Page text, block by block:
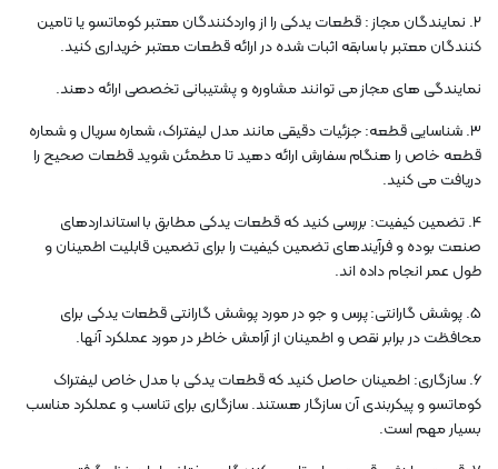
2. نمایندگان مجاز : قطعات یدکی را از واردکنندگان معتبر کوماتسو یا تامین
کنندگان معتبر با سابقه اثبات شده در ارائه قطعات معتبر خریداری کنید.
نمایندگی های مجاز می توانند مشاوره و پشتیبانی تخصصی ارائه دهند.
3. شناسایی قطعه: جزئیات دقیقی مانند مدل لیفتراک، شماره سریال و شماره
قطعه خاص را هنگام سفارش ارائه دهید تا مطمئن شوید قطعات صحیح را
دریافت می کنید.
4. تضمین کیفیت: بررسی کنید که قطعات یدکی مطابق با استانداردهای
صنعت بوده و فرآیندهای تضمین کیفیت را برای تضمین قابلیت اطمینان و
طول عمر انجام داده اند.
5. پوشش گارانتی: پرس و جو در مورد پوشش گارانتی قطعات یدکی برای
محافظت در برابر نقص و اطمینان از آرامش خاطر در مورد عملکرد آنها.
6. سازگاری: اطمینان حاصل کنید که قطعات یدکی با مدل خاص لیفتراک
کوماتسو و پیکربندی آن سازگار هستند. سازگاری برای تناسب و عملکرد مناسب
بسیار مهم است.